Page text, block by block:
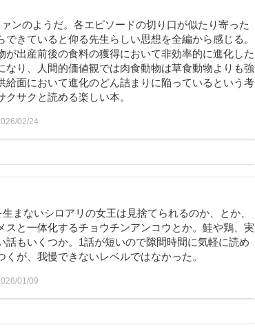
ンのようだ。各エピソードの切り口が似たり寄った
きていると仰る先生らしい思想を全編から感じる。
出産前後の食料の獲得において非効率的に進化した
なり、人間的価値観では肉食動物は草食動物よりも強
給面において進化のどん詰まりに陥っているという考
サクと読める楽しい本。
02/24
まないシロアリの女王は見捨てられるのか、とか、
スと一体化するチョウチンアンコウとか。鮭や鶏、実
話もいくつか。1話が短いので隙間時間に気軽に読め
が、我慢できないレベルではなかった。
01/09